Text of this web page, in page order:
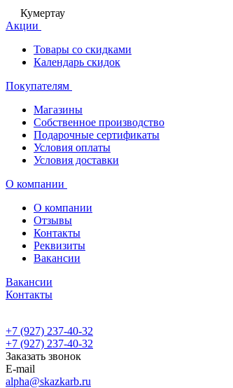
Кумертау
Акции
Товары со скидками
Календарь скидок
Покупателям
Магазины
Собственное производство
Подарочные сертификаты
Условия оплаты
Условия доставки
О компании
О компании
Отзывы
Контакты
Реквизиты
Вакансии
Вакансии
Контакты
+7 (927) 237-40-32
+7 (927) 237-40-32
Заказать звонок
E-mail
alpha@skazkarb.ru